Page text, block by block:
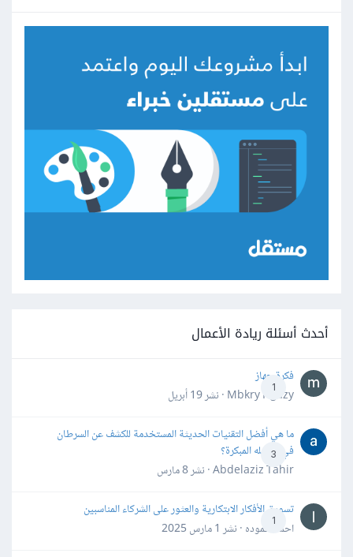
أحدث أسئلة ريادة الأعمال
1
فكرة جهاز
Mbkry Hgazy · نشر
19 أبريل
3
ما هي أفضل التقنيات الحديثة المستخدمة للكشف عن السرطان
في مراحله المبكرة؟
Abdelaziz Tahir · نشر
8 مارس
1
تسويق الأفكار الابتكارية والعثور على الشركاء المناسبين
احمد حموده · نشر 1 مارس 2025